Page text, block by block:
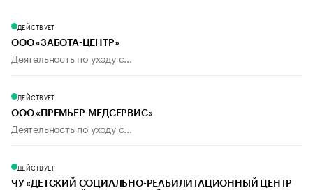
ДЕЙСТВУЕТ
ООО «ЗАБОТА-ЦЕНТР»
Деятельность по уходу с...
ДЕЙСТВУЕТ
ООО «ПРЕМЬЕР-МЕДСЕРВИС»
Деятельность по уходу с...
ДЕЙСТВУЕТ
ЧУ «ДЕТСКИЙ СОЦИАЛЬНО-РЕАБИЛИТАЦИОННЫЙ ЦЕНТР